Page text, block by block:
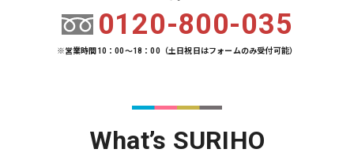
0120-800-035
※営業時間10：00～18：00（土日祝日はフォームのみ受付可能）
What’s SURIHO